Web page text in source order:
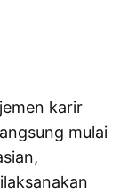
karir
mulai